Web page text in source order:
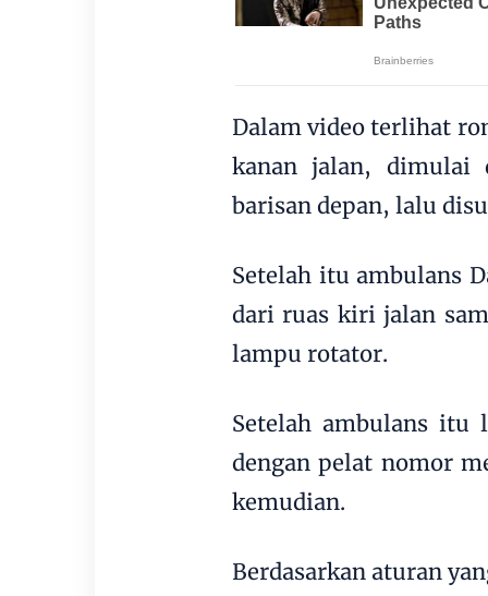
Dalam video terlihat
kanan jalan,
barisan depan, lalu
Setelah itu ambulans
dari ruas kiri jalan
lampu rotator.
Setelah ambulans itu
dengan pelat nomor
kemudian.
Berdasarkan aturan